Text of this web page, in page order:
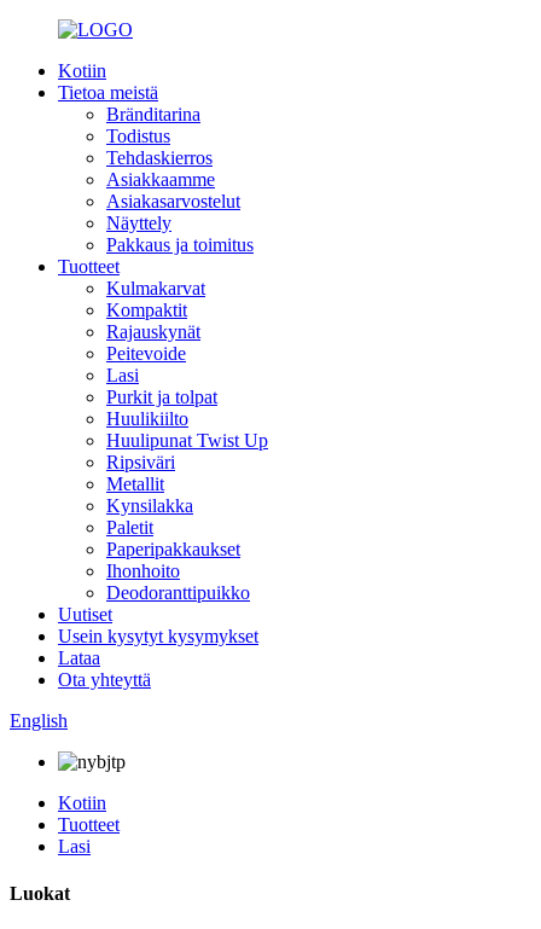
Kotiin
Tietoa meistä
Bränditarina
Todistus
Tehdaskierros
Asiakkaamme
Asiakasarvostelut
Näyttely
Pakkaus ja toimitus
Tuotteet
Kulmakarvat
Kompaktit
Rajauskynät
Peitevoide
Lasi
Purkit ja tolpat
Huulikiilto
Huulipunat Twist Up
Ripsiväri
Metallit
Kynsilakka
Paletit
Paperipakkaukset
Ihonhoito
Deodoranttipuikko
Uutiset
Usein kysytyt kysymykset
Lataa
Ota yhteyttä
English
Kotiin
Tuotteet
Lasi
Luokat